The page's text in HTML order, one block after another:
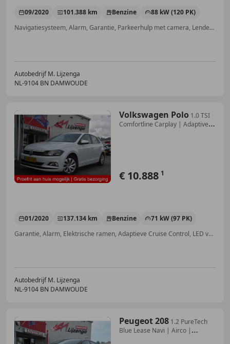
09/2020 101.388 km Benzine
88 kW (120 PK)
Navigatiesysteem, Alarm, Garantie, Parkeerhulp met camera, Lendensteun, Lane Departure Warning Systeem, LED verlichting, Lichtmetalen velgen
Autobedrijf M. Lijzenga
NL-9104 BN DAMWOUDE
Volkswagen Polo 1.0 TSI
Comfortline Carplay | Adaptive
€ 10.888 1
01/2020 137.134 km Benzine
71 kW (97 PK)
Garantie, Alarm, Elektrische ramen, Adaptieve Cruise Control, LED verlichting, Lederen stuurwiel, Mistlampen, Multifunctioneel stuurwiel
Autobedrijf M. Lijzenga
NL-9104 BN DAMWOUDE
Peugeot 208 1.2 PureTech
Blue Lease Navi | Airco |